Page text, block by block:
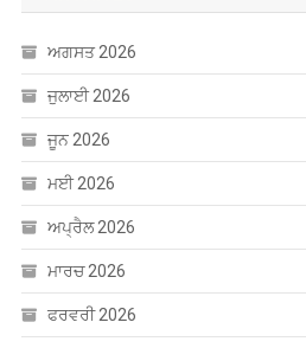
ਮਾਰਚ 2026
ਫਰਵਰੀ 2026
ਜਨਵਰੀ 2026
ਦਸੰਬਰ 2025
ਨਵੰਬਰ 2025
ਅਕਤੂਬਰ 2025
ਸਤੰਬਰ 2025
ਅਗਸਤ 2025